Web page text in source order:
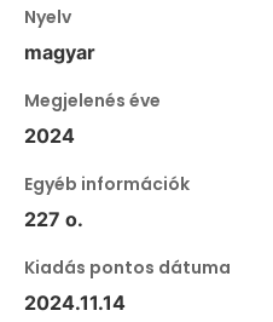
Nyelv
magyar
Megjelenés éve
2024
Egyéb információk
227 o.
Kiadás pontos dátuma
2024.11.14